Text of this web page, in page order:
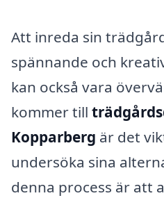
Att inreda sin
spännande och
kan också vara
kommer till
Kopparberg är det
undersöka sina
denna process är att